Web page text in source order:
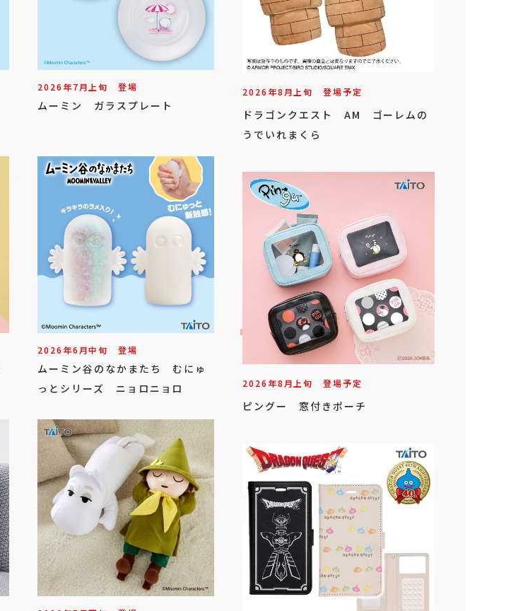
2026年7月上旬 登場
ムーミン ガラスプレート
2026年6月中旬 登場
ムーミン谷のなかまたち むにゅ
っとシリーズ ニョロニョロ
2026年8月上旬 登場予定
ドラゴンクエスト AM ゴーレムの
うでいれまくら
2026年8月上旬 登場予定
ピングー 窓付きポーチ